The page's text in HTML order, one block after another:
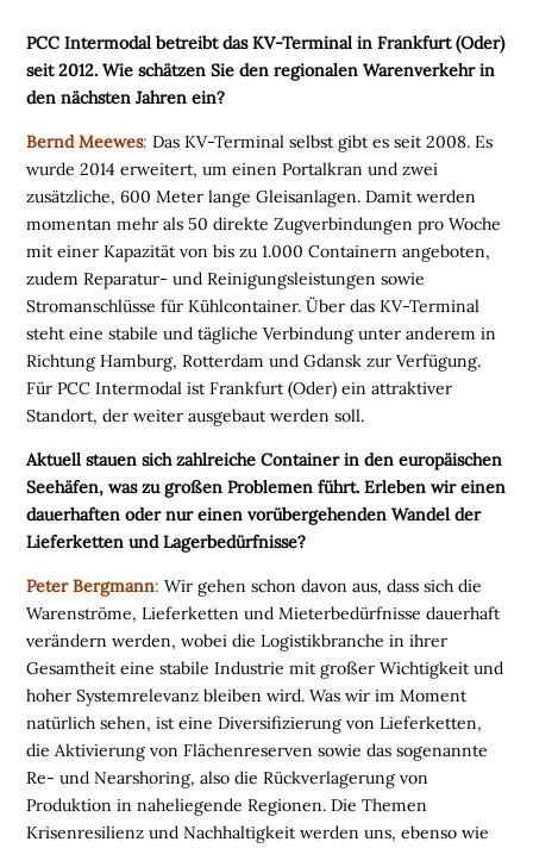
N
E
M
E
D
I
E
N

D
e
u
t
c
l
a
n
s
L
o
g
i
s
t
i
k
r
e
g
PCC Intermodal betreibt das KV-Terminal in Frankfurt (Oder)
seit 2012. Wie schätzen Sie den regionalen Warenverkehr in
den nächsten Jahren ein?
Bernd Meewes: Das KV-Terminal selbst gibt es seit 2008. Es
wurde 2014 erweitert, um einen Portalkran und zwei
zusätzliche, 600 Meter lange Gleisanlagen. Damit werden
momentan mehr als 50 direkte Zugverbindungen pro Woche
mit einer Kapazität von bis zu 1.000 Containern angeboten,
zudem Reparatur- und Reinigungsleistungen sowie
Stromanschlüsse für Kühlcontainer. Über das KV-Terminal
steht eine stabile und tägliche Verbindung unter anderem in
Richtung Hamburg, Rotterdam und Gdansk zur Verfügung.
Für PCC Intermodal ist Frankfurt (Oder) ein attraktiver
Standort, der weiter ausgebaut werden soll.
Aktuell stauen sich zahlreiche Container in den europäischen
Seehäfen, was zu großen Problemen führt. Erleben wir einen
dauerhaften oder nur einen vorübergehenden Wandel der
Lieferketten und Lagerbedürfnisse?
Peter Bergmann: Wir gehen schon davon aus, dass sich die
Warenströme, Lieferketten und Mieterbedürfnisse dauerhaft
verändern werden, wobei die Logistikbranche in ihrer
Gesamtheit eine stabile Industrie mit großer Wichtigkeit und
hoher Systemrelevanz bleiben wird. Was wir im Moment
natürlich sehen, ist eine Diversifizierung von Lieferketten,
die Aktivierung von Flächenreserven sowie das sogenannte
Re- und Nearshoring, also die Rückverlagerung von
Produktionin naheliegende Regionen. Die Themen
Krisenresilienz und Nachhaltigkeit werden uns, ebenso wie